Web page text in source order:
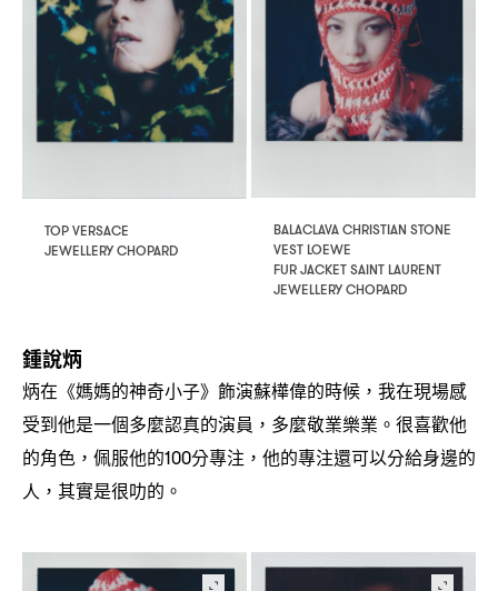
TOP VERSACE
JEWELLERY CHOPARD
BALACLAVA CHRISTIAN STONE
VEST LOEWE
FUR JACKET SAINT LAURENT
JEWELLERY CHOPARD
鍾說炳
炳在《媽媽的神奇小子》飾演蘇樺偉的時候 ， 我在現場感
受到他是一個多麼認真的演員 ， 多麼敬業樂業。很喜歡他
的角色 ， 佩服他的100分專注 ， 他的專注還可以分給身邊的
人 ， 其實是很叻的。